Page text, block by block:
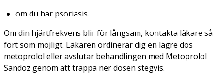
om du har psoriasis.
Om din hjärtfrekvens blir för långsam, kontakta läkare så
fort som möjligt. Läkaren ordinerar dig en lägre dos
metoprolol eller avslutar behandlingen med Metoprolol
Sandoz genom att trappa ner dosen stegvis.